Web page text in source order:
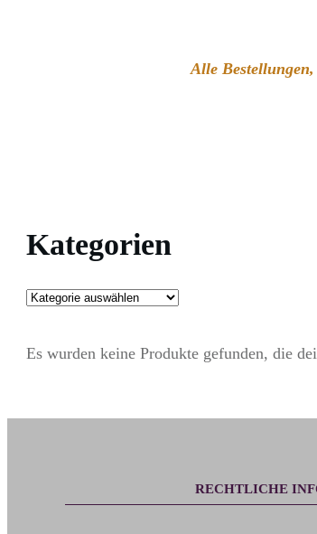
Alle
Kategorien
Es wurden keine Produkte gefunden, die
RECHTLICHE